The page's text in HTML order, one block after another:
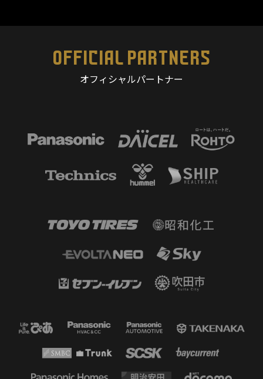
OFFICIAL PARTNERS
オフィシャルパートナー